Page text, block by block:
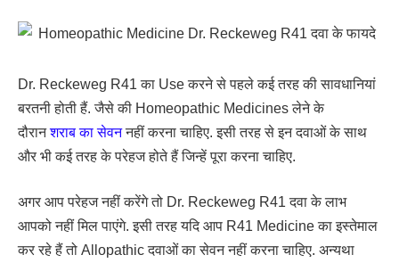
Dr. Reckeweg R41 का Use करने से पहले कई तरह की सावधानियां
बरतनी होती हैं. जैसे की Homeopathic Medicines लेने के
दौरानशराब का सेवननहीं करना चाहिए. इसी तरह से इन दवाओं के साथ
और भी कई तरह के परेहज होते हैं जिन्हें पूरा करना चाहिए.
अगर आप परेहज नहीं करेंगे तो Dr. Reckeweg R41 दवा के लाभ
आपको नहीं मिल पाएंगे. इसी तरह यदि आप R41 Medicine का इस्तेमाल
कर रहे हैं तो Allopathic दवाओं का सेवन नहीं करना चाहिए. अन्यथा